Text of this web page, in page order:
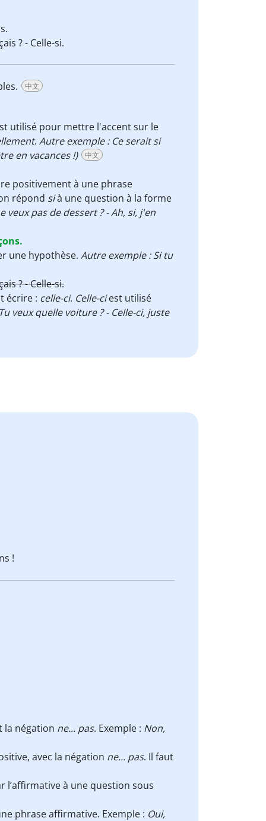
? - Celle-si.
中文
utilisé pour mettre l'accent sur le
. Autre exemple : Ce serait si
en vacances !)
中文
positivement à une phrase
répond sià une question à la forme
veux pas de dessert ? - Ah, si, j'en
une hypothèse. Autre exemple : Si tu
? - Celle-si.
écrire : celle-ci. Celle-ciest utilisé
veux quelle voiture ? - Celle-ci, juste
!
la négation ne... pas. Exemple : Non,
avec la négation ne... pas. Il faut
l’affirmative à une question sous
phrase affirmative. Exemple : Oui,